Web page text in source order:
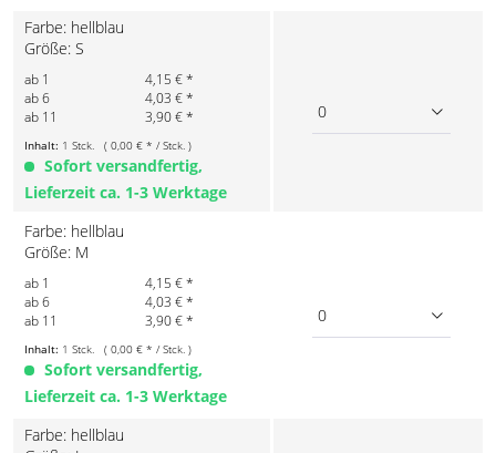
Farbe: hellblau
Größe: S
ab 1
4,15 € *
ab 6
4,03 € *
ab 11
3,90 € *
Inhalt: 1 Stck. ( 0,00 € * / Stck. )
Sofort versandfertig,
Lieferzeit ca. 1-3 Werktage
0
Farbe: hellblau
Größe: M
ab 1
4,15 € *
ab 6
4,03 € *
ab 11
3,90 € *
Inhalt: 1 Stck. ( 0,00 € * / Stck. )
Sofort versandfertig,
Lieferzeit ca. 1-3 Werktage
0
Farbe: hellblau